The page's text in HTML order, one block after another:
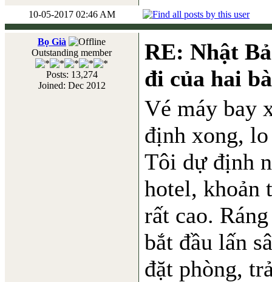
10-05-2017 02:46 AM
Bọ Già
Outstanding member
Posts: 13,274
Joined: Dec 2012
RE: Nhật
đi của hai
Vé máy bay
định xong,
Tôi dự định
hotel, khoản
rất cao.
bắt đầu lấn
đặt phòng,